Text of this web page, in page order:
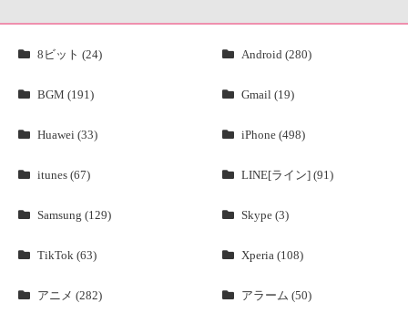
8ビット (24) Android (280)
BGM (191) Gmail (19)
Huawei (33) iPhone (498)
itunes (67) LINE[ライン] (91)
Samsung (129) Skype (3)
TikTok (63) Xperia (108)
アニメ (282) アラーム (50)